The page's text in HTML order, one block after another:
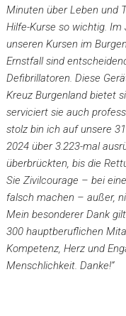
Minuten über Leben und
Hilfe-Kurse so wichtig.
unseren Kursen im
Ernstfall sind
Defibrillatoren. Diese
Kreuz Burgenland bietet
serviciert sie auch
stolz bin ich auf unsere
2024 über 3.223-mal
überbrückten, bis die
Sie Zivilcourage – bei
falsch machen – außer,
Mein besonderer Dank
300 hauptberuflichen
Kompetenz, Herz und
Menschlichkeit. Danke!“